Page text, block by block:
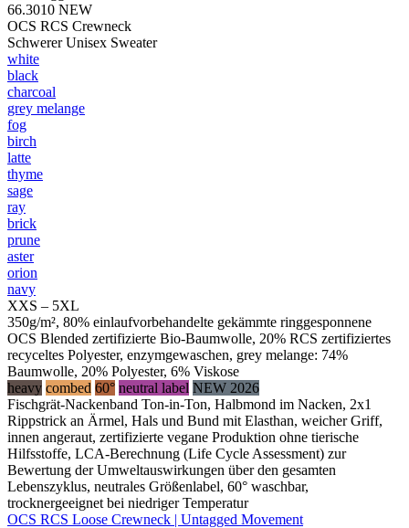
66.3010 NEW
OCS RCS Crewneck
Schwerer Unisex Sweater
white
black
charcoal
grey melange
fog
birch
latte
thyme
sage
ray
brick
prune
aster
orion
navy
XXS – 5XL
350g/m², 80% einlaufvorbehandelte gekämmte ringgesponnene
OCS Blended zertifizierte Bio-Baumwolle, 20% RCS zertifiziertes
recyceltes Polyester, enzymgewaschen, grey melange: 74%
Baumwolle, 20% Polyester, 6% Viskose
heavy combed 60° neutral label NEW 2026
Fischgrät-Nackenband Ton-in-Ton, Halbmond im Nacken, 2x1
Rippstrick an Ärmel, Hals und Bund mit Elasthan, weicher Griff,
innen angeraut, zertifizierte vegane Produktion ohne tierische
Hilfsstoffe, LCA-Berechnung (Life Cycle Assessment) zur
Bewertung der Umweltauswirkungen über den gesamten
Lebenszyklus, neutrales Größenlabel, 60° waschbar,
trocknergeeignet bei niedriger Temperatur
OCS RCS Loose Crewneck | Untagged Movement